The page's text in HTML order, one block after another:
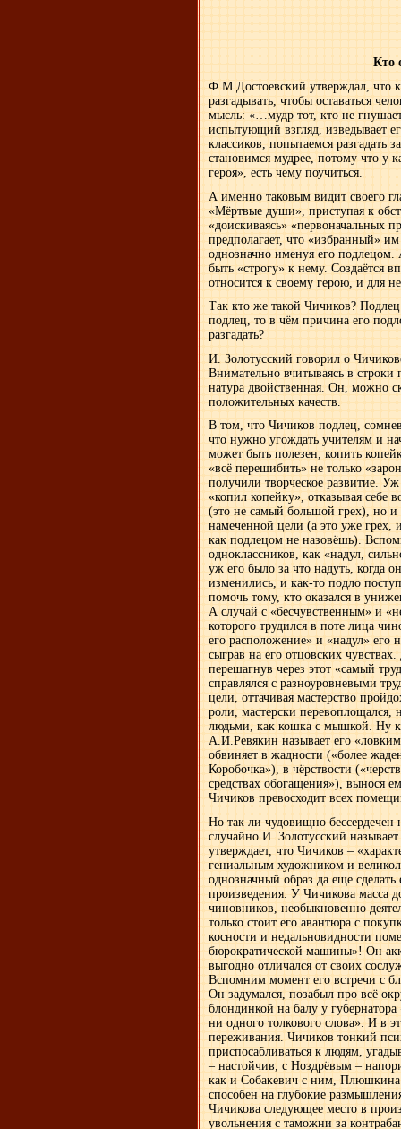
Кто
Ф.М.Достоевский утверждал, что
разгадывать, чтобы оставаться
мысль: «…мудр тот, кто не
испытующий взгляд, изведывает
классиков, попытаемся разгадать
становимся мудрее, потому что у
героя», есть чему поучиться.
А именно таковым видит своего
«Мёртвые души», приступая к
«доискиваясь» «первоначальных
предполагает, что «избранный»
однозначно именуя его подлецом.
быть «строгу» к нему. Создаётся
относится к своему герою, и для
Так кто же такой Чичиков?
подлец, то в чём причина его
разгадать?
И. Золотусский говорил о
Внимательно вчитываясь в
натура двойственная. Он, можно
положительных качеств.
В том, что Чичиков подлец,
что нужно угождать учителям и
может быть полезен, копить
«всё перешибить» не только
получили творческое развитие.
«копил копейку», отказывая себе
(это не самый большой грех), но и
намеченной цели (а это уже грех,
как подлецом не назовёшь).
одноклассников, как «надул,
уж его было за что надуть, когда
изменились, и как-то подло
помочь тому, кто оказался в
А случай с «бесчувственным» и
которого трудился в поте лица
его расположение» и «надул» его
сыграв на его отцовских
перешагнув через этот «самый
справлялся с разноуровневыми
цели, оттачивая мастерство
роли, мастерски перевоплощался,
людьми, как кошка с мышкой. Ну
А.И.Ревякин называет его
обвиняет в жадности («более
Коробочка»), в чёрствости
средствах обогащения»), вынося
Чичиков превосходит всех
Но так ли чудовищно
случайно И. Золотусский
утверждает, что Чичиков –
гениальным художником и
однозначный образ да еще
произведения. У Чичикова масса
чиновников, необыкновенно
только стоит его авантюра с
косности и недальновидности
бюрократической машины»! Он
выгодно отличался от своих
Вспомним момент его встречи с
Он задумался, позабыл про всё
блондинкой на балу у
ни одного толкового слова». И в
переживания. Чичиков тонкий
приспосабливаться к людям,
– настойчив, с Ноздрёвым –
как и Собакевич с ним,
способен на глубокие
Чичикова следующее место в
увольнения с таможни за